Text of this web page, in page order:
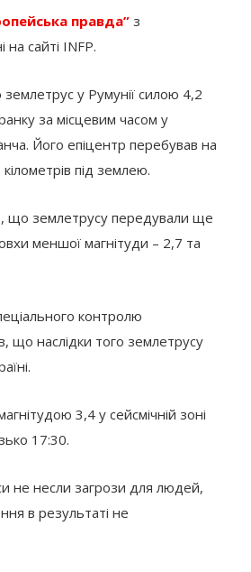
правда”з
на сайті INFP.
у Румунії силою 4,2
за місцевим часом у
Його епіцентр перебував на
під землею.
що землетрусу передували ще
меншої магнітуди – 2,7 та
контролю
що наслідки того землетрусу
3,4 у сейсмічній зоні
17:30.
не несли загрози для людей,
в результаті не